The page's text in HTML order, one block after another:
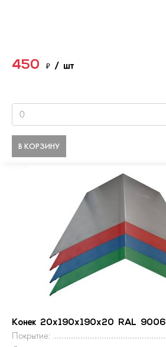
450 ₽ / шт
В КОРЗИНУ
Конек 20х190х190х20 RAL 9006
Покрытие: